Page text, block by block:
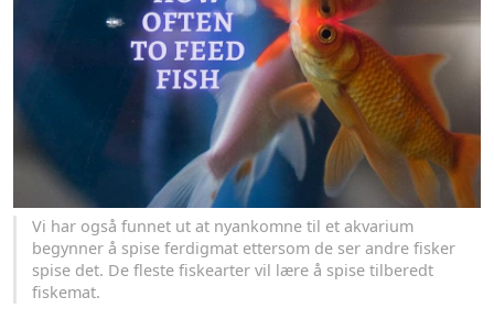
Vi har også funnet ut at nyankomne til et akvarium
begynner å spise ferdigmat ettersom de ser andre fisker
spise det. De fleste fiskearter vil lære å spise tilberedt
fiskemat.